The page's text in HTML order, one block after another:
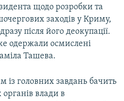
щодо розробки та
заходів у Криму,
після його деокупації.
одержали осмислені
Ташева.
із головних завдань бачить
влади в